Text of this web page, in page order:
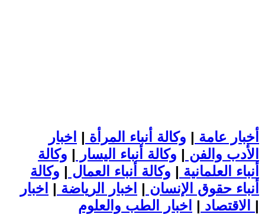
أخبار عامة | وكالة أنباء المرأة | اخبار
الأدب والفن | وكالة أنباء اليسار | وكالة
أنباء العلمانية | وكالة أنباء العمال | وكالة
أنباء حقوق الإنسان | اخبار الرياضة | اخبار
الاقتصاد | |